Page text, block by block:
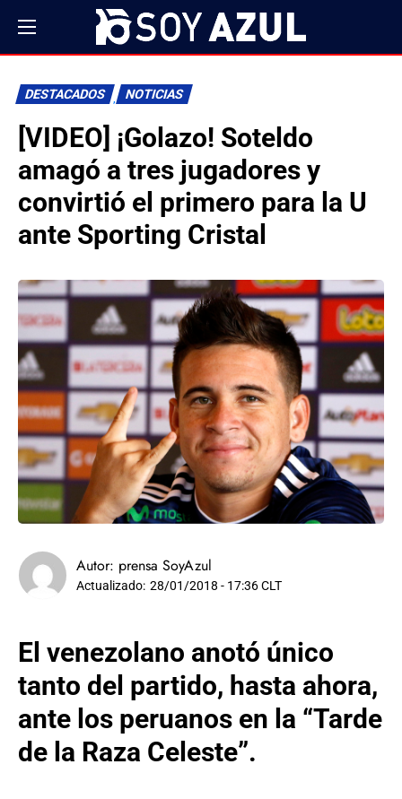
DESTACADOS NOTICIAS
[VIDEO] ¡Golazo! Soteldo
amagó a tres jugadores y
convirtió el primero para la U
ante Sporting Cristal
Autor: prensa SoyAzul
Actualizado: 28/01/2018 - 17:36 CLT
El venezolano anotó único
tanto del partido, hasta ahora,
ante los peruanos en la “Tarde
de la Raza Celeste”.